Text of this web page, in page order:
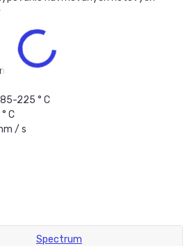
225 ° C
C
/ s
Spectrum